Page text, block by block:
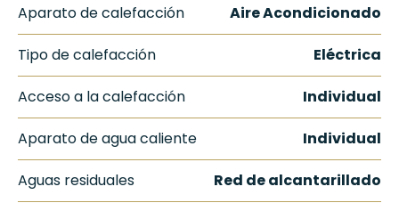
Aparato de calefacción Aire Acondicionado
Tipo de calefacción Eléctrica
Acceso a la calefacción Individual
Aparato de agua caliente Individual
Aguas residuales Red de alcantarillado